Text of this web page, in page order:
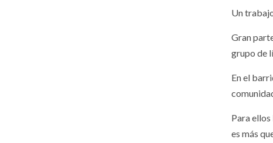
Un
Gran
grupo de
En el
Para
es más